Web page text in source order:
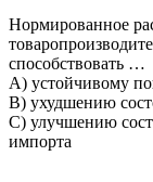
Нормированное
способствовать …
A) устойчивому
B) ухудшению
C) улучшению
импорта